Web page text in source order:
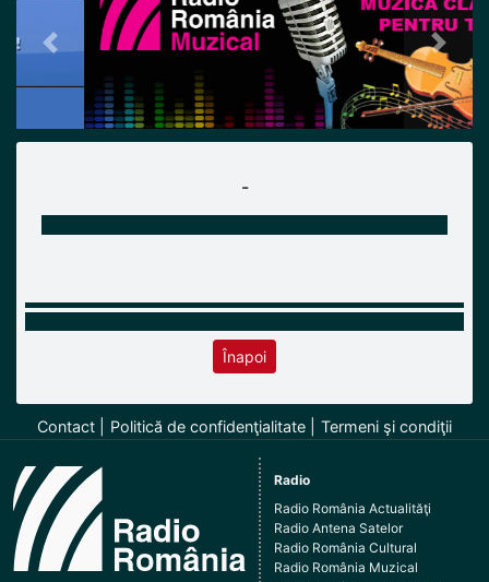
Previous Next
-
Înapoi
Contact Politică de confidenţialitate Termeni şi condiţii
Radio
Radio România Actualităţi
Radio Antena Satelor
Radio România Cultural
Radio România Muzical